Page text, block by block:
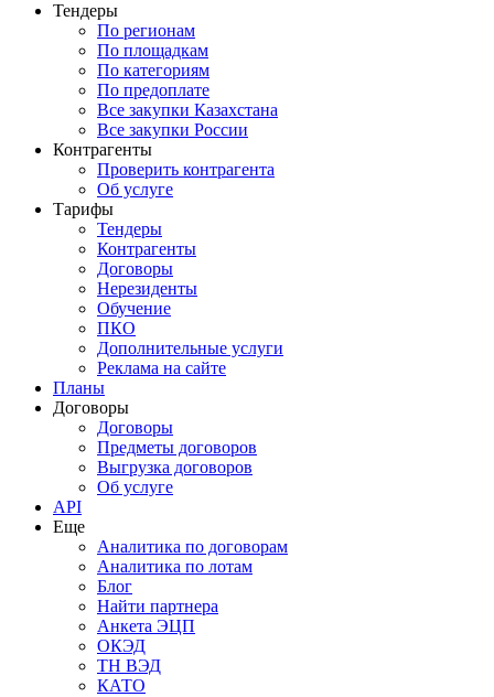
Тендеры
По регионам
По площадкам
По категориям
По предоплате
Все закупки Казахстана
Все закупки России
Контрагенты
Проверить контрагента
Об услуге
Тарифы
Тендеры
Контрагенты
Договоры
Нерезиденты
Обучение
ПКО
Дополнительные услуги
Реклама на сайте
Планы
Договоры
Договоры
Предметы договоров
Выгрузка договоров
Об услуге
API
Еще
Аналитика по договорам
Аналитика по лотам
Блог
Найти партнера
Анкета ЭЦП
ОКЭД
ТН ВЭД
КАТО